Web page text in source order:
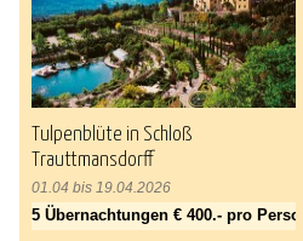
Tulpenblüte in Schloß
Trauttmansdorff
01.04 bis 19.04.2026
5 Übernachtungen € 400.- pro Person